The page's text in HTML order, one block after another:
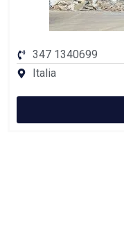
347 1340699
Italia